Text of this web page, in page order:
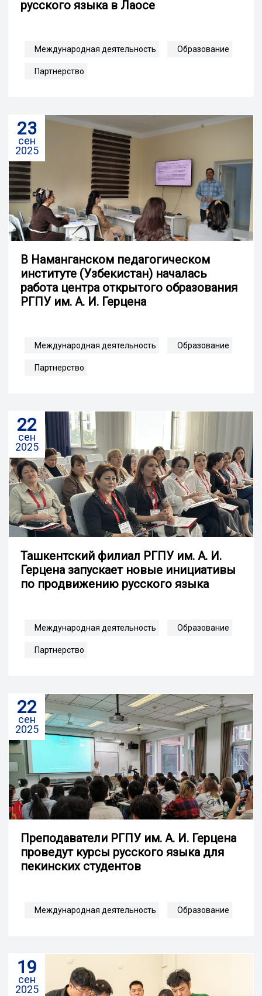
русского языка в Лаосе
Международная деятельность Образование
Партнерство
23
сен
2025
В Наманганском педагогическом
институте (Узбекистан) началась
работа центра открытого образования
РГПУ им. А. И. Герцена
Международная деятельность Образование
Партнерство
22
сен
2025
Ташкентский филиал РГПУ им. А. И.
Герцена запускает новые инициативы
по продвижению русского языка
Международная деятельность Образование
Партнерство
22
сен
2025
Преподаватели РГПУ им. А. И. Герцена
проведут курсы русского языка для
пекинских студентов
Международная деятельность Образование
19
сен
2025